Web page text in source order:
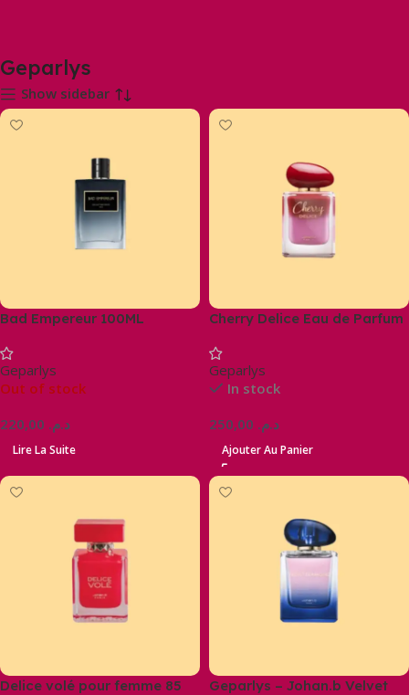
Geparlys
Show sidebar
Bad Empereur 100ML
Geparlys
Out of stock
د.م.
Lire La Suite
Cherry Delice Eau de Parfum
Geparlys
In stock
د.م.
Ajouter Au Panier
Delice volé pour femme 85
Geparlys – Johan.b Velvet